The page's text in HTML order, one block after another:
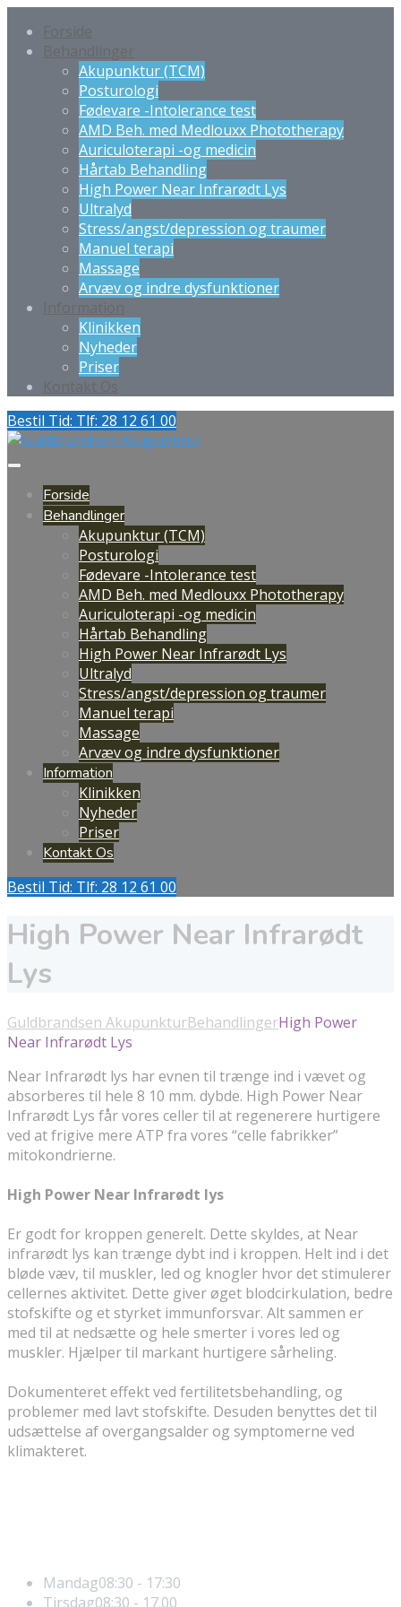
Forside
Behandlinger
Akupunktur (TCM)
Posturologi
Fødevare -Intolerance test
AMD Beh. med Medlouxx Phototherapy
Auriculoterapi -og medicin
Hårtab Behandling
High Power Near Infrarødt Lys
Ultralyd
Stress/angst/depression og traumer
Manuel terapi
Massage
Arvæv og indre dysfunktioner
Information
Klinikken
Nyheder
Priser
Kontakt Os
Bestil Tid: Tlf: 28 12 61 00
Forside
Behandlinger
Akupunktur (TCM)
Posturologi
Fødevare -Intolerance test
AMD Beh. med Medlouxx Phototherapy
Auriculoterapi -og medicin
Hårtab Behandling
High Power Near Infrarødt Lys
Ultralyd
Stress/angst/depression og traumer
Manuel terapi
Massage
Arvæv og indre dysfunktioner
Information
Klinikken
Nyheder
Priser
Kontakt Os
Bestil Tid: Tlf: 28 12 61 00
High Power Near Infrarødt
Lys
Guldbrandsen AkupunkturBehandlingerHigh Power
Near Infrarødt Lys
Near Infrarødt lys har evnen til trænge ind i vævet og
absorberes til hele 8 10 mm. dybde. High Power Near
Infrarødt Lys får vores celler til at regenerere hurtigere
ved at frigive mere ATP fra vores “celle fabrikker”
mitokondrierne.
High Power Near Infrarødt lys
Er godt for kroppen generelt. Dette skyldes, at Near
infrarødt lys kan trænge dybt ind i kroppen. Helt ind i det
bløde væv, til muskler, led og knogler hvor det stimulerer
cellernes aktivitet. Dette giver øget blodcirkulation, bedre
stofskifte og et styrket immunforsvar. Alt sammen er
med til at nedsætte og hele smerter i vores led og
muskler. Hjælper til markant hurtigere sårheling.
Dokumenteret effekt ved fertilitetsbehandling, og
problemer med lavt stofskifte. Desuden benyttes det til
udsættelse af overgangsalder og symptomerne ved
klimakteret.
Mandag08:30 - 17:30
Tirsdag08:30 - 17.00